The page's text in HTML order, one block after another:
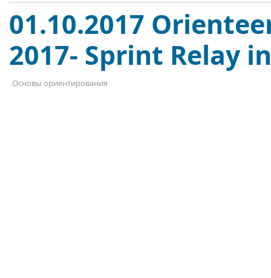
01.10.2017
2017- Sprint Relay
Основы ориентирования